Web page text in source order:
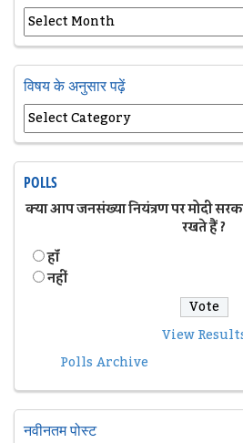
विषय के अनुसार पढ़ें
POLLS
क्या आप जनसंख्या नियंत्रण पर मोदी
रखते हैं ?
हॉं
नहीं
View
Polls Archive
नवीनतम पोस्ट